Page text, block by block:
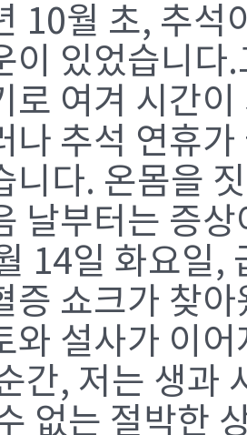
10월 초, 추석
이 있었습니다
로 여겨 시간
나 추석 연휴
니다. 온몸을
날부터는 증
14일 화요일,
증 쇼크가 찾
와 설사가 이
간, 저는 생과
없는 절박한